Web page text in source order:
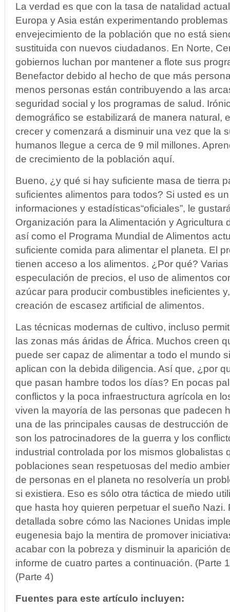
La verdad es que con la tasa de natalidad
Europa y Asia están experimentando
envejecimiento de la población que no está
sustituida con nuevos ciudadanos. En Norte,
gobiernos luchan por mantener a flote sus
Benefactor debido al hecho de que más
menos personas están contribuyendo a las
seguridad social y los programas de salud.
demográfico se estabilizará de manera natural,
crecer y comenzará a disminuir una vez que la
humanos llegue a cerca de 9 mil millones.
de crecimiento de la población aquí.
Bueno, ¿y qué si hay suficiente masa de tierra
suficientes alimentos para todos? Si usted es
informaciones y estadísticas“oficiales”, le
Organización para la Alimentación y Agricultura
así como el Programa Mundial de Alimentos
suficiente comida para alimentar el planeta. El
tienen acceso a los alimentos. ¿Por qué?
especulación de precios, el uso de alimentos
azúcar para producir combustibles ineficientes
creación de escasez artificial de alimentos.
Las técnicas modernas de cultivo, incluso
las zonas más áridas de África. Muchos creen
puede ser capaz de alimentar a todo el mundo
aplican con la debida diligencia. Así que, ¿por
que pasan hambre todos los días? En pocas
conflictos y la poca infraestructura agrícola en
viven la mayoría de las personas que padecen
una de las principales causas de destrucción
son los patrocinadores de la guerra y los
industrial controlada por los mismos globalistas
poblaciones sean respetuosas del medio
de personas en el planeta no resolvería un
si existiera. Eso es sólo otra táctica de miedo
que hasta hoy quieren perpetuar el sueño Nazi.
detallada sobre cómo las Naciones Unidas
eugenesia bajo la mentira de promover
acabar con la pobreza y disminuir la aparición
informe de cuatro partes a continuación. (Parte
(Parte 4)
Fuentes para este artículo incluyen: